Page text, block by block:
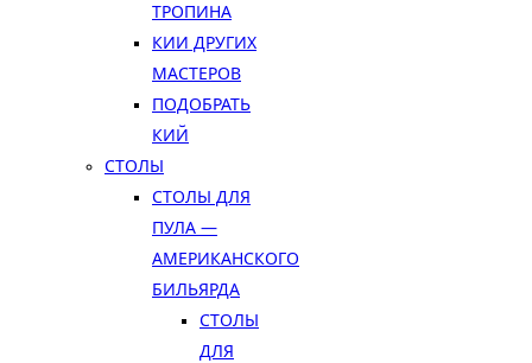
ТРОПИНА
КИИ ДРУГИХ
МАСТЕРОВ
ПОДОБРАТЬ
КИЙ
СТОЛЫ
СТОЛЫ ДЛЯ
ПУЛА —
АМЕРИКАНСКОГО
БИЛЬЯРДА
СТОЛЫ
ДЛЯ